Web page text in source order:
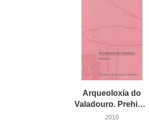
Arqueoloxía do
Valadouro. Prehistoria
2010